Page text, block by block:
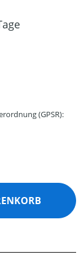
(GPSR):